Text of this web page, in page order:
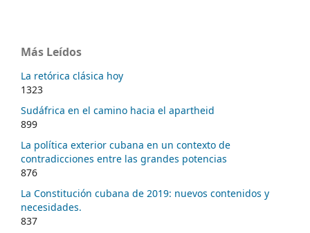
Más Leídos
La retórica clásica hoy
1323
Sudáfrica en el camino hacia el apartheid
899
La política exterior cubana en un contexto de
contradicciones entre las grandes potencias
876
La Constitución cubana de 2019: nuevos contenidos y
necesidades.
837